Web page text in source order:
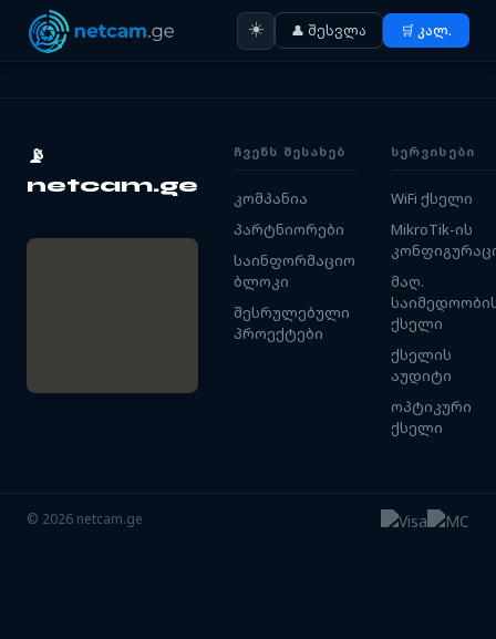
☀️ 👤 შესვლა 🛒 კალ.
📡
netcam.ge
ᲩᲕᲔᲜᲡ ᲨᲔᲡᲐᲮᲔᲑ
კომპანია
პარტნიორები
საინფორმაციო
ბლოკი
შესრულებული
პროექტები
ᲡᲔᲠᲕᲘᲡᲔᲑᲘ
WiFi ქსელი
MikroTik-ის
მაღ.
ქსელი
ქსელის
აუდიტი
ოპტიკური
ქსელი
© 2026 netcam.ge